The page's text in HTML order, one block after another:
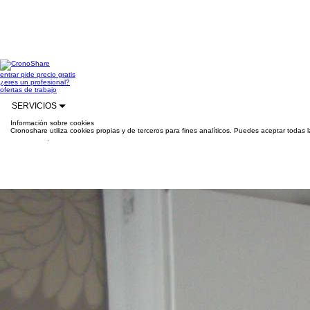
entrarpide precio gratis
¿eres un profesional?
ofertas de trabajo
SERVICIOS
Información sobre cookies
Cronoshare utiliza cookies propias y de terceros para fines analíticos. Puedes aceptar todas